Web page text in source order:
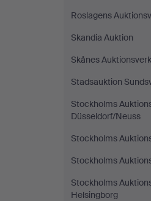
Roslagens
Skandia Auktion
Skånes Auktionsverk
Stadsauktion
Stockholms
Düsseldorf/Neuss
Stockholms
Stockholms
Stockholms
Helsingborg